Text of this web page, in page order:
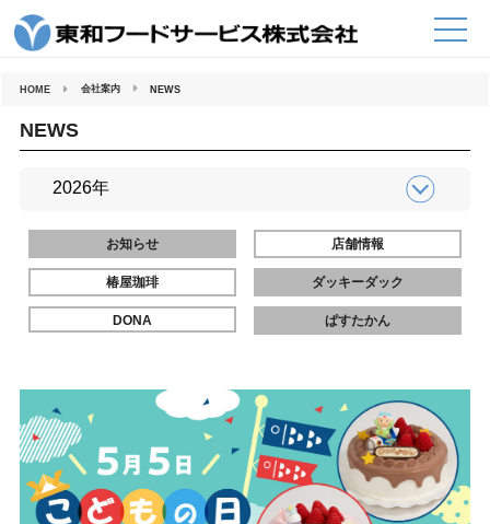
HOME 会社案内 NEWS
NEWS
お知らせ 店舗情報
椿屋珈琲 ダッキーダック
DONA ぱすたかん